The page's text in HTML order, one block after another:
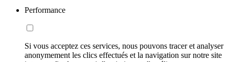
Performance
Si vous acceptez ces services, nous pouvons tracer et analyser
anonymement les clics effectués et la navigation sur notre site